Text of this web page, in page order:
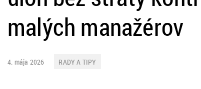
malých manažérov
4. mája 2026 RADY A TIPY